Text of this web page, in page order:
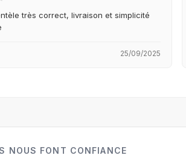
très correct, livraison et simplicité
25/09/2025
NOUS FONT CONFIANCE